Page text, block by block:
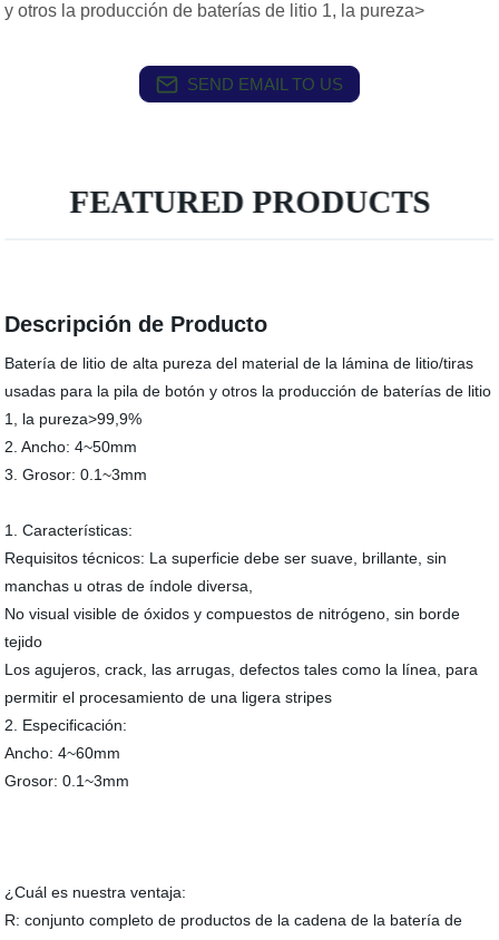
y otros la producción de baterías de litio 1, la pureza>
SEND EMAIL TO US
FEATURED PRODUCTS
Descripción de Producto
Batería de litio de alta pureza del material de la lámina de litio/tiras
usadas para la pila de botón y otros la producción de baterías de litio
1, la pureza>99,9%
2. Ancho: 4~50mm
3. Grosor: 0.1~3mm
1. Características:
Requisitos técnicos: La superficie debe ser suave, brillante, sin
manchas u otras de índole diversa,
No visual visible de óxidos y compuestos de nitrógeno, sin borde
tejido
Los agujeros, crack, las arrugas, defectos tales como la línea, para
permitir el procesamiento de una ligera stripes
2. Especificación:
Ancho: 4~60mm
Grosor: 0.1~3mm
¿Cuál es nuestra ventaja:
R: conjunto completo de productos de la cadena de la batería de